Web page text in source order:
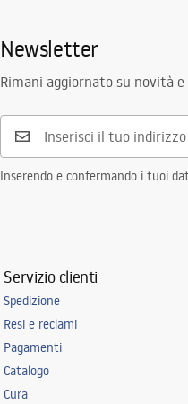
Newsletter
Rimani aggiornato su novità
Inserendo e confermando i tuoi
Servizio clienti
Spedizione
Resi e reclami
Pagamenti
Catalogo
Cura